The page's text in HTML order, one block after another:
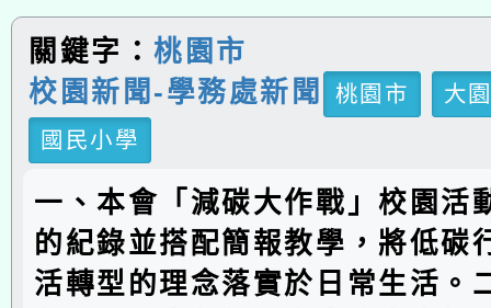
關鍵字：桃園市
校園新聞-學務處新聞
桃園市
大
國民小學
一、本會「減碳大作戰」校園活
的紀錄並搭配簡報教學，將低碳
活轉型的理念落實於日常生活。